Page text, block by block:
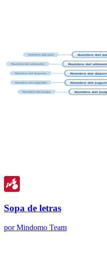
Sopa de letras
por Mindomo Team